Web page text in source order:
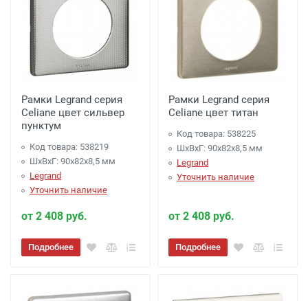
Рамки Legrand серия
Celiane цвет сильвер
пунктум
Код товара: 538219
ШхВхГ: 90x82x8,5 мм
Legrand
Уточнить наличие
от 2 408 руб.
Подробнее
Рамки Legrand серия
Celiane цвет титан
Код товара: 538225
ШхВхГ: 90x82x8,5 мм
Legrand
Уточнить наличие
от 2 408 руб.
Подробнее